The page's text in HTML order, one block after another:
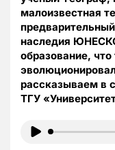
малоизвестная
наследия
образование,
рассказываем в
ТГУ